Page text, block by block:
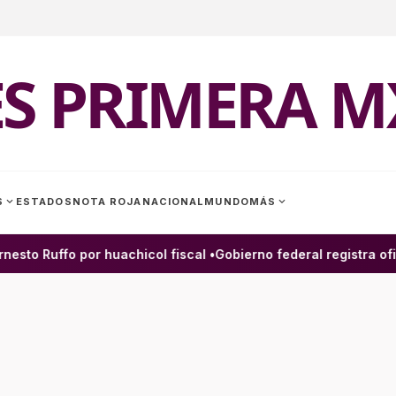
PRIMERA
expand_more ESTADOS NOTA ROJA NACIONAL MUNDOMÁS expand_more
Ruffo por huachicol fiscal •Gobierno federal registra